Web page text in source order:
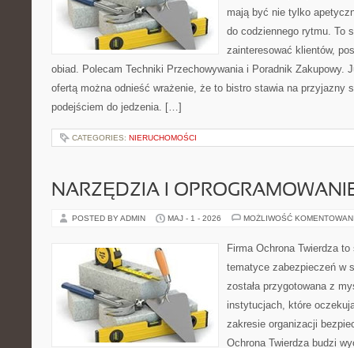
mają być nie tylko
do codziennego rytmu. To
zainteresować klientów,
obiad. Polecam Techniki Przechowywania i Poradnik Zakupowy.
ofertą można odnieść wrażenie, że to bistro stawia na przyjazny
podejściem do jedzenia. […]
CATEGORIES: NIERUCHOMOŚCI
NARZĘDZIA I
POSTED BY ADMIN MAJ - 1 - 2026 MOŻLIWOŚĆ
Firma Ochrona Twierdza
tematyce zabezpieczeń w
została przygotowana z
instytucjach, które
zakresie organizacji
Ochrona Twierdza budzi